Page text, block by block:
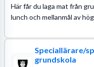
Här får du laga mat från
lunch och mellanmål av
Speciallärare/
grundskola